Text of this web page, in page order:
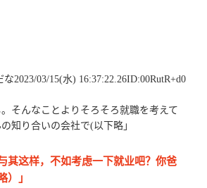
2023/03/15(水) 16:37:22.26ID:00RutR+d0
そんなことよりそろそろ就職を考えて
知り合いの会社で(以下略」
其这样，不如考虑一下就业吧？你爸
）」